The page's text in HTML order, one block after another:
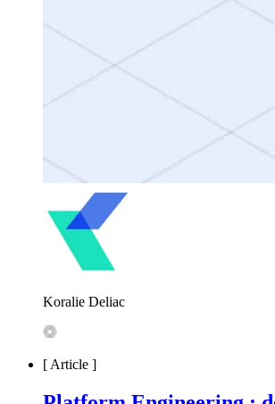
Koralie Deliac
[ Article ]